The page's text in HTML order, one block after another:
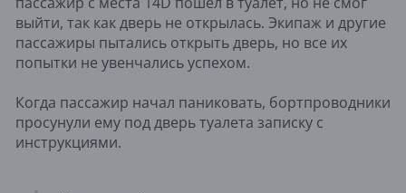
выйти, так как дверь не открылась. Экипаж и другие
пассажиры пытались открыть дверь, но все их
попытки не увенчались успехом.
Когда пассажир начал паниковать, бортпроводники
просунули ему под дверь туалета записку с
инструкциями.